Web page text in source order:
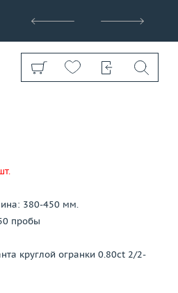
380-450 мм.
пробы
круглой огранки 0.80ct 2/2-